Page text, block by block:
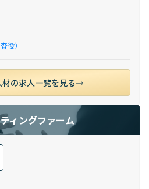
役）
の求人一覧を見る
ィングファーム